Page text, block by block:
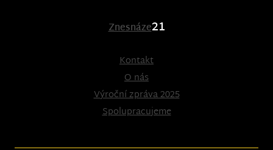
Znesnáze21
Kontakt
O nás
Výroční zpráva 2025
Spolupracujeme